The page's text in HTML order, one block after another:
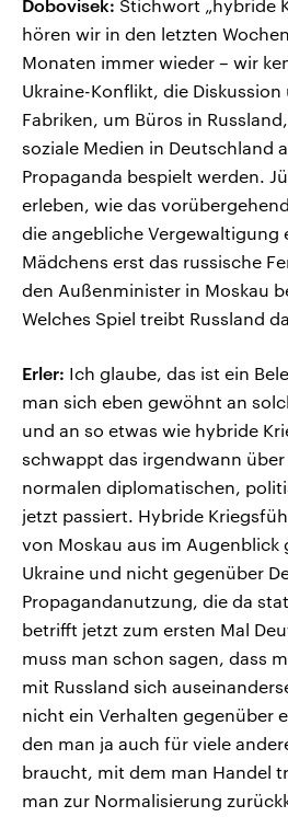
Dobovisek: Stichwort „hybride
hören wir in den letzten
Monaten immer wieder – wir
Ukraine-Konflikt, die
Fabriken, um Büros in
soziale Medien in Deutschland
Propaganda bespielt werden.
erleben, wie das
die angebliche Vergewaltigung
Mädchens erst das russische
den Außenminister in Moskau
Welches Spiel treibt Russland
Erler: Ich glaube, das ist ein
man sich eben gewöhnt an
und an so etwas wie hybride
schwappt das irgendwann
normalen diplomatischen,
jetzt passiert. Hybride
von Moskau aus im Augenblick
Ukraine und nicht gegenüber
Propagandanutzung, die da
betrifft jetzt zum ersten Mal
muss man schon sagen, dass
mit Russland sich
nicht ein Verhalten gegenüber
den man ja auch für viele
braucht, mit dem man Handel
man zur Normalisierung